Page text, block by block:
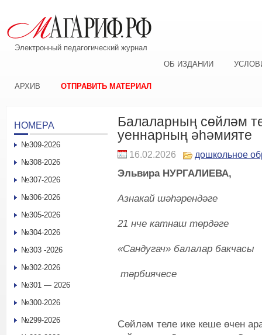
Электронный педагогический журнал
ОБ ИЗДАНИИ
АРХИВ ОТПРАВИТЬ МАТЕРИАЛ
Балаларның сөйләм
уеннарның әһәмияте
16.02.2026 дошкольное
Эльвира НУРГАЛИЕВА,
Азнакай шәһәрендәге
21 нче катнаш төрдәге
«Сандугач» балалар бакчасы
тәрбиячесе
Сөйләм теле ике кеше өчен
НОМЕРА
№309-2026
№308-2026
№307-2026
№306-2026
№305-2026
№304-2026
№303 -2026
№302-2026
№301 — 2026
№300-2026
№299-2026